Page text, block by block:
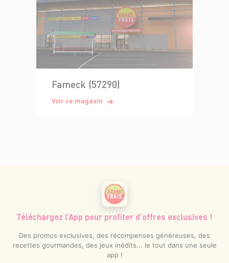
Fameck (57290)
Voir ce magasin
Téléchargez l’App pour profiter d’offres exclusives !
Des promos exclusives, des récompenses généreuses, des
recettes gourmandes, des jeux inédits... le tout dans une seule
app !